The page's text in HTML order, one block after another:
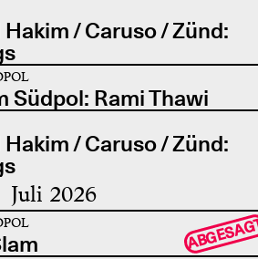
/ Caruso / Zünd:
Südpol: Rami Thawi
/ Caruso / Zünd:
Juli 2026